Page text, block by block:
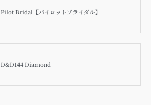
Pilot Bridal【パイロットブライダル】
D&D144 Diamond